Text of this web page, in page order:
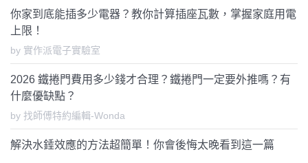
你家到底能插多少電器？教你計算插座瓦數，掌握家庭用電
上限！
by 實作派電子實驗室
2026 鐵捲門費用多少錢才合理？鐵捲門一定要外推嗎？有
什麼優缺點？
by 找師傅特約編輯-Wonda
解決水錘效應的方法超簡單！你會後悔太晚看到這一篇